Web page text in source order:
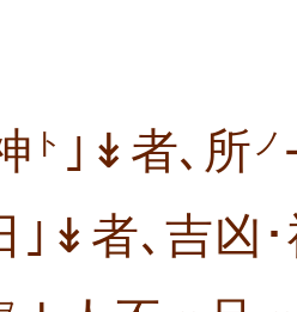
ト ｣↡者､所 ノ
｣↡者､吉凶